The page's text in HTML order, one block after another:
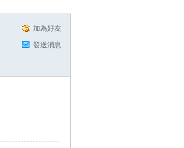
加為好友
發送消息